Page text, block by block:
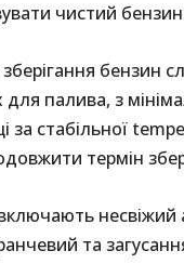
чистий
бензин
палива, з
стабільної
термін
несвіжий
та